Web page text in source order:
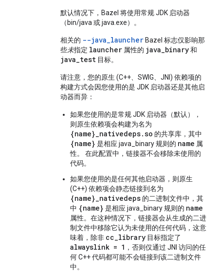
默认情况下，Bazel 将使用常规 JDK 启动器
（bin/java 或 java.exe）。
相关的 --java_launcher Bazel 标志仅影响那
些未指定 launcher 属性的 java_binary和
java_test 目标。
请注意，您的原生 (C++、SWIG、JNI) 依赖项的
构建方式会因您使用的是 JDK 启动器还是其他启
动器而异：
如果您使用的是常规 JDK 启动器（默认），
则原生依赖项会构建为名为
{name}_nativedeps.so 的共享库，其中
{name} 是相应 java_binary 规则的 name 属
性。 在此配置中，链接器不会移除未使用的
代码。
如果您使用的是任何其他启动器，则原生
(C++) 依赖项会静态链接到名为
{name}_nativedeps 的二进制文件中，其
中 {name} 是相应 java_binary 规则的 name
属性。在这种情况下，链接器会从生成的二进
制文件中移除它认为未使用的任何代码，这意
味着，除非 cc_library 目标指定了
alwayslink = 1 ，否则仅通过 JNI 访问的任
何 C++ 代码都可能不会链接到该二进制文件
中。